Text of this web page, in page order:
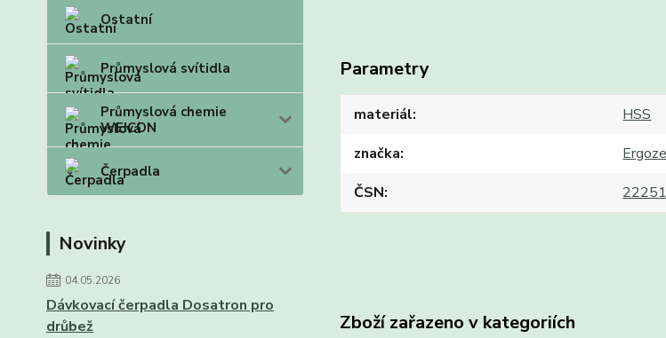
Ostatní
Průmyslová svítidla
Průmyslová chemie
WEICON
Čerpadla
Novinky
04.05.2026
Dávkovací čerpadla Dosatron pro
drůbež
Parametry
materiál
HSS
značka
ČSN
Zboží zařazeno v kategoriích